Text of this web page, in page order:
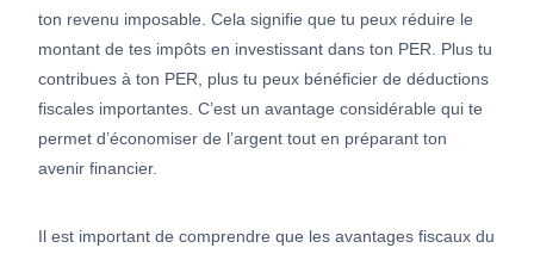
ton revenu imposable. Cela signifie que tu peux réduire le
montant de tes impôts en investissant dans ton PER. Plus tu
contribues à ton PER, plus tu peux bénéficier de déductions
fiscales importantes. C’est un avantage considérable qui te
permet d’économiser de l’argent tout en préparant ton
avenir financier.
Il est important de comprendre que les avantages fiscaux du